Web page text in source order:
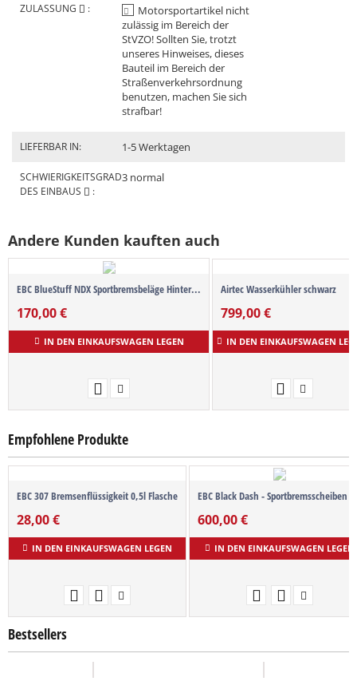
ZULASSUNG :
Motorsportartikel nicht
zulässig im Bereich der
StVZO! Sollten Sie, trotzt
unseres Hinweises, dieses
Bauteil im Bereich der
Straßenverkehrsordnung
benutzen, machen Sie sich
strafbar!
LIEFERBAR IN: 1-5 Werktagen
SCHWIERIGKEITSGRAD
DES EINBAUS
:
3 normal
Andere Kunden kauften auch
EBC BlueStuff NDX Sportbremsbeläge Hinter...
170,00€
IN DEN EINKAUFSWAGEN LEGEN
Airtec Wasserkühler schwarz
799,00€
IN DEN EINKAUFSWAGEN
Empfohlene Produkte
EBC 307 Bremsenflüssigkeit 0,5l Flasche
28,00€
IN DEN EINKAUFSWAGEN LEGEN
EBC Black Dash - Sportbremsscheiben
600,00€
IN DEN EINKAUFSWAGEN LEGEN
Bestsellers